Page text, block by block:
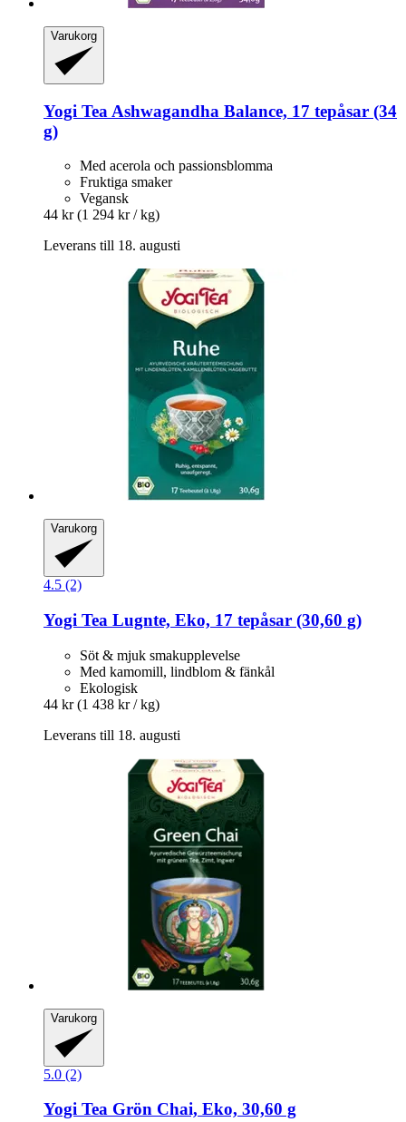
Varukorg
Yogi Tea Ashwagandha Balance, 17 tepåsar (34
g)
Med acerola och passionsblomma
Fruktiga smaker
Vegansk
44 kr (1 294 kr / kg)
Leverans till 18. augusti
Varukorg
4.5 (2)
Yogi Tea Lugnte, Eko, 17 tepåsar (30,60 g)
Söt & mjuk smakupplevelse
Med kamomill, lindblom & fänkål
Ekologisk
44 kr (1 438 kr / kg)
Leverans till 18. augusti
Varukorg
5.0 (2)
Yogi Tea Grön Chai, Eko, 30,60 g